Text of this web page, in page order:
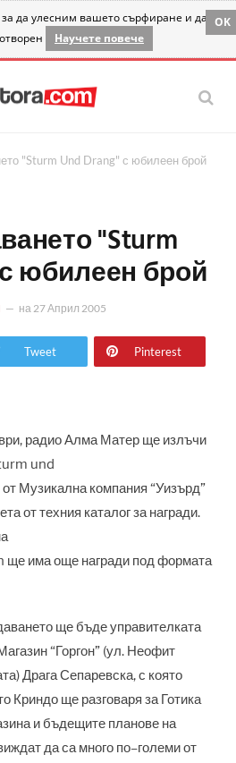
да улесним вашето сърфиране и да
Научете повече
OK
"Sturm Und Drang" с юбилеен брой
"Sturm
юбилеен брой
на 27 Април 2005
Tweet Pinterest
радио Алма Матер ще излъчи
und
Музикална компания “Уизърд”
от техния каталог за награди.
има още награди под формата
ще бъде управителката
“Горгон” (ул. Неофит
Драга Сепаревска, с която
Криндо ще разговаря за Готика
и бъдещите планове на
да са много по–големи от